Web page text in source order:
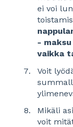
ei voi
-
vaikka
Voit
Mikäli
voit